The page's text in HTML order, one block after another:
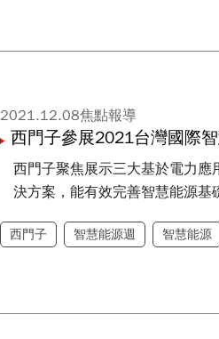
2021.12.08焦點報導
西門子參展2021台灣國際
西門子聚焦展示三大基於電力
決方案，能有效完善智慧能源基
西門子 智慧能源週 智慧能源